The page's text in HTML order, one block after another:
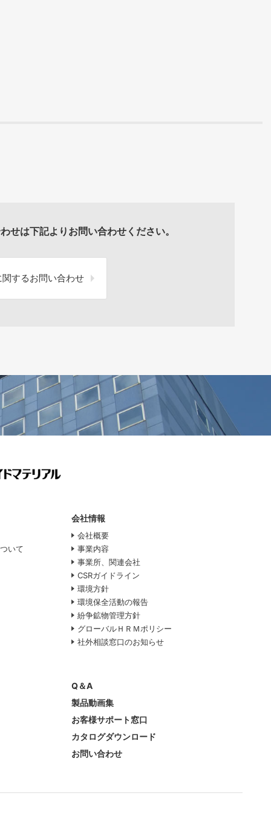
せは下記よりお問い合わせください。
するお問い合わせ
いて
会社情報
会社概要
事業内容
事業所、関連会社
CSRガイドライン
環境方針
環境保全活動の報告
紛争鉱物管理方針
グローバルＨＲＭポリシー
社外相談窓口のお知らせ
Q＆A
製品動画集
お客様サポート窓口
カタログダウンロード
お問い合わせ